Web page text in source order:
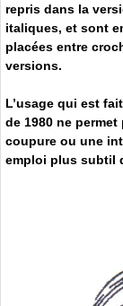
repris dans la
italiques, et sont
placées entre
versions.
L’usage qui est
de 1980 ne
coupure ou une
emploi plus subtil